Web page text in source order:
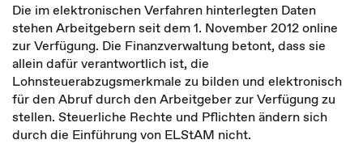
Die im elektronischen Verfahren hinterlegten Daten
stehen Arbeitgebern seit dem 1. November 2012 online
zur Verfügung. Die Finanzverwaltung betont, dass sie
allein dafür verantwortlich ist, die
Lohnsteuerabzugsmerkmale zu bilden und elektronisch
für den Abruf durch den Arbeitgeber zur Verfügung zu
stellen. Steuerliche Rechte und Pflichten ändern sich
durch die Einführung von ELStAM nicht.